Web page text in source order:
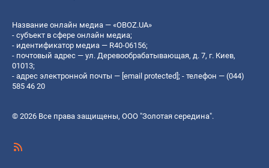
Название онлайн медиа — «OBOZ.UA»
- субъект в сфере онлайн медиа;
- идентификатор медиа — R40-06156;
- почтовый адрес — ул. Деревообрабатывающая, д. 7, г. Киев,
01013;
- адрес электронной почты — [email protected]; - телефон — (044)
585 46 20
© 2026 Все права защищены, ООО "Золотая середина".